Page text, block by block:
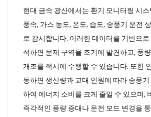
현대 금속 광산에서는 환기 모니터링 시
풍속, 가스 농도, 온도, 습도, 송풍기 운전
로 감시합니다. 이러한 데이터를 기반으
석하면 문제 구역을 조기에 발견하고, 풍
개조를 적시에 수행할 수 있습니다. 또한
동하면 생산량과 교대 인원에 따라 송풍
하여 에너지 소비를 크게 줄일 수 있으며,
즉각적인 풍량 증대나 운전 모드 변경을